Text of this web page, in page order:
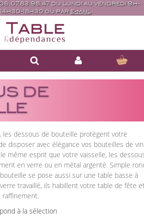
du Lundi au vendredi 9h-
18h30 ou par e-mail
DE
les dessous de bouteille protègent votre
disposer avec élégance vos bouteilles de vin
même esprit que votre vaisselle, les
en verre ou en métal argenté. Simple
se pose aussi sur une table basse à
travaillé, ils habillent votre table de fête
à la sélection